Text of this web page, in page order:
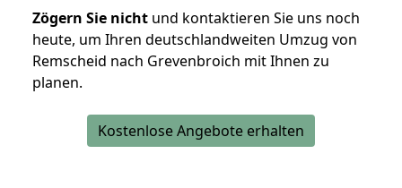
Zögern Sie nicht und kontaktieren Sie uns noch
heute, um Ihren deutschlandweiten Umzug von
Remscheid nach Grevenbroich mit Ihnen zu
planen.
Kostenlose Angebote erhalten